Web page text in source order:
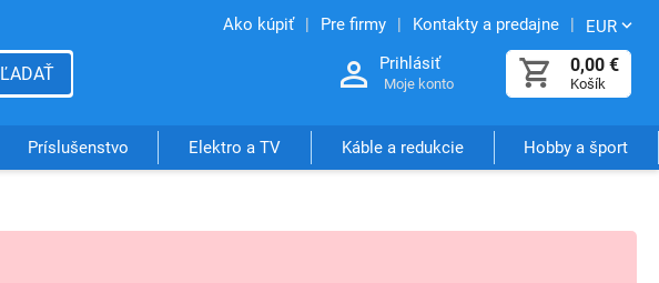
Ako kúpiť Pre firmy Kontakty a predajne EUR
0,00 €
Košík
Prihlásiť
Moje konto
HĽADAŤ
Príslušenstvo Elektro a TV Káble a redukcie Hobby a šport